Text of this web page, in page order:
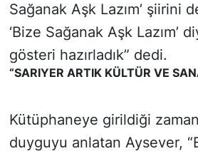
Sağanak Aşk Lazım’ şiirini
‘Bize Sağanak Aşk Lazım’
gösteri hazırladık” dedi.
“SARIYER ARTIK KÜLTÜR VE
Kütüphaneye girildiği
duyguyu anlatan Aysever,